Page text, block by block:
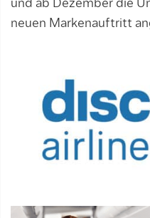
und ab Dezember die
neuen Markenauftritt